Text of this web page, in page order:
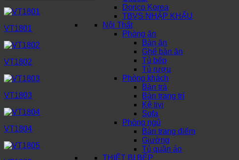
Dorico Korea
TBVS NHẬP KHẨU
Nội Thất
Phòng ăn
Bàn ăn
Ghế bàn ăn
Tủ bếp
Tủ rượu
Phòng khách
Bàn trà
Bàn trang trí
Kệ tivi
Sofa
Phòng ngủ
Bàn trang điểm
Giường
Tủ quần áo
THIẾT BỊ BẾP
VT1801
VT1802
VT1803
VT1804